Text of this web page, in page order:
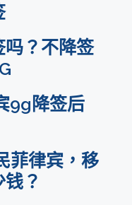
？不降签
9g降签后
菲律宾，移
？